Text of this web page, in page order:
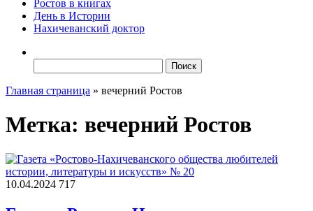
Ростов в книгах
День в Истории
Нахичеванский доктор
Главная страница » вечерний Ростов
Метка: вечерний Ростов
10.04.2024 717